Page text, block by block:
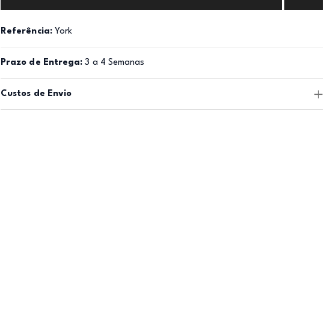
Referência: York
Prazo de Entrega: 3 a 4 Semanas
Custos de Envio